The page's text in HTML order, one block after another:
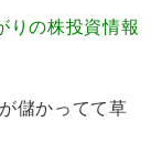
りの株投資情報
儲かってて草